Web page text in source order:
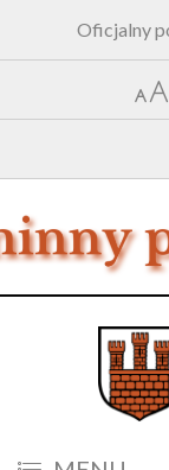
Oficjalny